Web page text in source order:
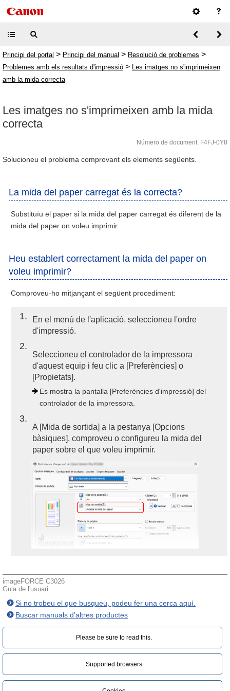
Principi del portal > Principi del manual > Resolució de problemes >
Problemes amb els resultats d'impressió > Les imatges no s'imprimeixen
amb la mida correcta
Les imatges no s'imprimeixen amb la mida
correcta
Número de document: F4FJ-0Y8
Solucioneu el problema comprovant els elements següents.
La mida del paper carregat és la correcta?
Substituïu el paper si la mida del paper carregat és diferent de la
mida del paper on voleu imprimir.
Heu establert correctament la mida del paper on
voleu imprimir?
Comproveu-ho mitjançant el següent procediment:
1
En el menú de l'aplicació, seleccioneu l'ordre
d'impressió.
2
Seleccioneu el controlador de la impressora
d'aquest equip i feu clic a [Preferències] o
[Propietats].
Es mostra la pantalla [Preferències d'impressió] del
controlador de la impressora.
3
A [Mida de sortida] a la pestanya [Opcions
bàsiques], comproveu o configureu la mida del
paper sobre el que voleu imprimir.
imageFORCE C3026
Guia de l'usuari
Si no trobeu el que busqueu, podeu fer una cerca aquí.
Buscar manuals d’altres productes
Please be sure to read this.‎
Supported browsers